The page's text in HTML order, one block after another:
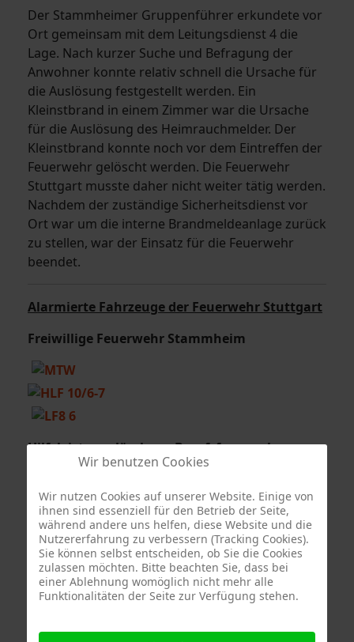
Der Stammheimer Gruppenführer erkundete vor
Ort gemeinsam mit dem Leitungsdienst 4 die
Lage. Nach kurzer Suche und Befragung der
Anwohner konnte relativ schnell die Ursache für
die Auslösung festgestellt werden. Ein
Kleinstbrand in einem Zimmer war die Ursache
für die Auslösung des Heimrauchmelder. Der
Kleinstbrand konnte noch vor dem Eintreffen der
Feuerwehr gelöscht werden. Die Feuerwehr
Stuttgart musste daher nicht weiter tätig werden.
Nachdem der zuständige Sicherheitsdienst vor
Ort war um die interne Brandmeldeanlage zurück
zu stellen, war der Einsatz für die Feuerwehr
beendet.
Alarmierte Fahrzeuge der Feuerwehr Stuttgart
Freiwillige Feuerwehr Stammheim
HilfeleistungslöschzugBerufsfeuerwehr
StuttgartWir benutzen Cookies
Wir nutzen Cookies auf unserer Website. Einige von
ihnen sind essenziell für den Betrieb der Seite,
während andere uns helfen, diese Website und die
Nutzererfahrung zu verbessern (Tracking Cookies).
Sie können selbst entscheiden, ob Sie die Cookies
zulassen möchten. Bitte beachten Sie, dass bei
einer Ablehnung womöglich nicht mehr alle
Funktionalitäten der Seite zur Verfügung stehen.